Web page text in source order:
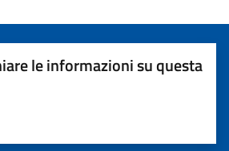
le informazioni su questa
5 stelle su 5
stelle su 5
su 5
5